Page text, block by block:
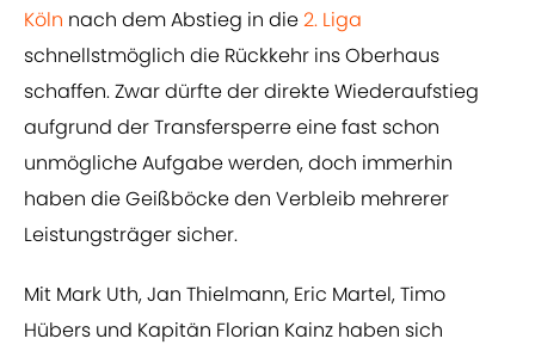
Köln nach dem Abstieg in die2. Liga
schnellstmöglich die Rückkehr ins Oberhaus
schaffen. Zwar dürfte der direkte Wiederaufstieg
aufgrund der Transfersperre eine fast schon
unmögliche Aufgabe werden, doch immerhin
haben die Geißböcke den Verbleib mehrerer
Leistungsträger sicher.
Mit Mark Uth, Jan Thielmann, Eric Martel, Timo
Hübers und Kapitän Florian Kainz haben sich